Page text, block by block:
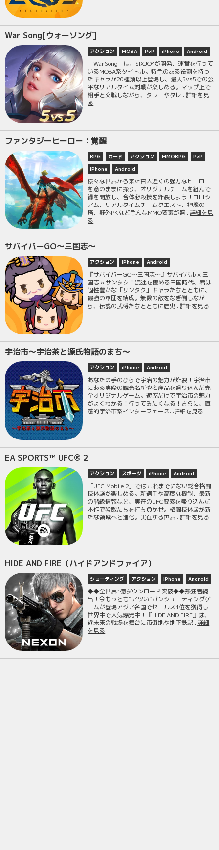
War Song[ウォーソング]
アクション MOBA PvP iPhone Android
「WarSong」は、SIXJOYが開発、運営を行って
いるMOBA系タイトル。特色のある役割を持っ
たキャラが20種類以上登場し、最大5vs5での公
平なリアルタイム対戦が楽しめる。マップ上で
相手と交戦しながら、タワーやタレ...詳細を見
る
ファンタジーヒーロー：覚醒
RPG カード アクション MMORPG
PvP
iPhone
Android
様々な世界から来た百人近くの強力なヒーロー
を意のままに操り、オリジナルチームを組んで
縁を開放し、合体必殺技を炸裂しよう！コロシ
アム、リアルタイムチームクエスト、神魔の
塔、野外PKなど色んなMMO要素が盛...詳細を見
る
サバイバーGO〜三国志〜
アクション iPhone Android
『サバイバーGO〜三国志〜』サバイバル × 三
国志 × サンタク！混迷を極める三国時代、君は
個性豊かな「サンタク」キャラたちとともに、
最強の軍団を結成。無数の敵をなぎ倒しなが
ら、伝説の武将たちとともに歴史...詳細を見る
宇治市〜宇治茶と源氏物語のまち〜
アクション iPhone Android
あなたの手のひらで宇治の魅力が炸裂！宇治市
にある実際の観光名所や名産品を盛り込んだ完
全オリジナルゲーム。遊ぶだけで宇治市の魅力
がよくわかる！行ってみたくなる！さらに、直
感的宇治市系インターフェース...詳細を見る
EA SPORTS™ UFC® 2
アクション スポーツ iPhone Android
「UFC Mobile 2」ではこれまでにない総合格闘
技体験が楽しめる。新選手や高度な機能、最新
の階級情報など、実在のUFC要素を盛り込んだ
本作で強敵たちを打ち負かせ。格闘技体験が新
たな領域へと進化。実在する世界...詳細を見る
HIDE AND FIRE（ハイドアンドファイア）
シューティング アクション iPhone Android
◆◆全世界1億ダウンロード突破◆◆熱狂者続
出！今もっとも”アツい”ガンシューティングゲ
ームが登場アジア各国でセールス1位を獲得し
世界中で人気爆発中！『HIDE AND FIRE』は、
近未来の戦場を舞台に市街地や地下鉄駅...詳細
を見る